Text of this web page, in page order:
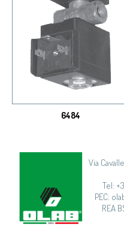
6484
Via
Tel:
PEC:
REA